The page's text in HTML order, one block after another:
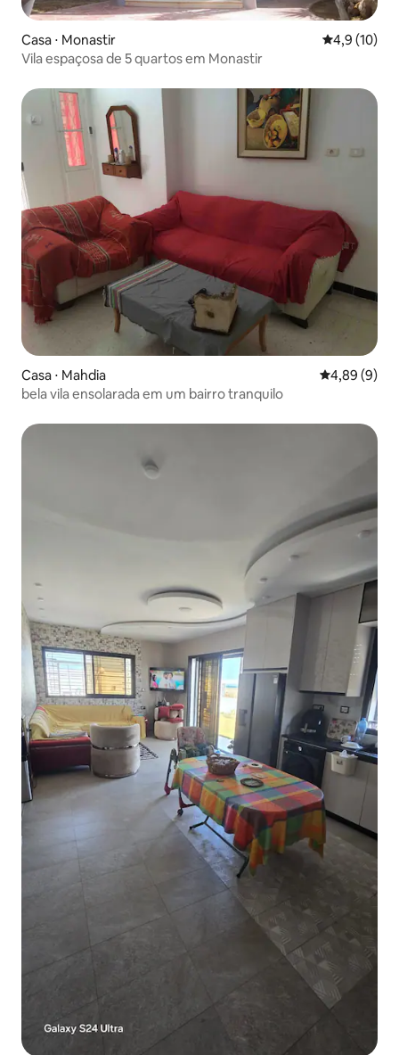
Casa ⋅ Monastir 4,9 de uma
4,9 (10)
Vila espaçosa de 5 quartos em Monastir
Casa ⋅ Mahdia 4,89 de uma
4,89 (9)
bela vila ensolarada em um bairro tranquilo